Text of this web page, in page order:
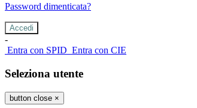
Password dimenticata?
-
Entra con SPID Entra con CIE
Seleziona utente
button close ×